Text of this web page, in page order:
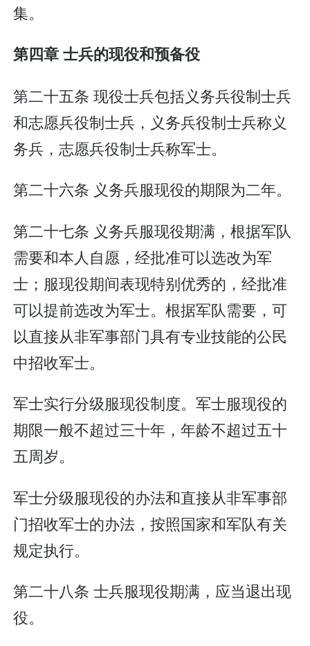
集。
第四章 士兵的现役和预备役
第二十五条 现役士兵包括义务兵役制士兵
和志愿兵役制士兵，义务兵役制士兵称义
务兵，志愿兵役制士兵称军士。
第二十六条 义务兵服现役的期限为二年。
第二十七条 义务兵服现役期满，根据军队
需要和本人自愿，经批准可以选改为军
士；服现役期间表现特别优秀的，经批准
可以提前选改为军士。根据军队需要，可
以直接从非军事部门具有专业技能的公民
中招收军士。
军士实行分级服现役制度。军士服现役的
期限一般不超过三十年，年龄不超过五十
五周岁。
军士分级服现役的办法和直接从非军事部
门招收军士的办法，按照国家和军队有关
规定执行。
第二十八条 士兵服现役期满，应当退出现
役。